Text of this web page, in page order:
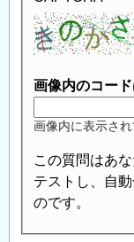
画像内のコー
画像内に表示さ
この質問はあ
テストし、自
のです。